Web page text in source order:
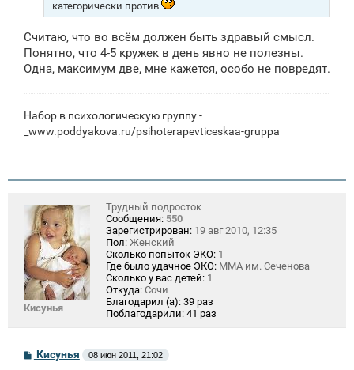
категорически против
Считаю, что во всём должен быть здравый смысл.
Понятно, что 4-5 кружек в день явно не полезны.
Одна, максимум две, мне кажется, особо не повредят.
Набор в психологическую группу -
_www.poddyakova.ru/psihoterapevticeskaa-gruppa
Кисунья
Трудный подросток
Сообщения: 550
Зарегистрирован: 19 авг 2010, 12:35
Пол: Женский
Сколько попыток ЭКО: 1
Где было удачное ЭКО: ММА им. Сеченова
Сколько у вас детей: 1
Откуда: Сочи
Благодарил (а): 39 раз
Поблагодарили: 41 раз
С
о
Кисунья 08 июн 2011, 21:02